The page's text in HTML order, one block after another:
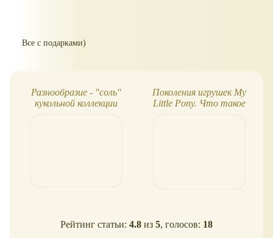
Все с подарками)
Разнообразие - "соль"
кукольной коллекции
Поколения игрушек My
Little Pony. Что такое
Рейтинг статьи: 4.8 из 5, голосов: 18